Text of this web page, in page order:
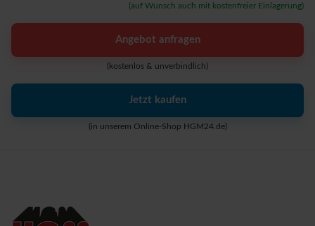
(auf Wunsch auch mit kostenfreier Einlagerung)
Angebot anfragen
(kostenlos & unverbindlich)
Jetzt kaufen
(in unserem Online-Shop HGM24.de)